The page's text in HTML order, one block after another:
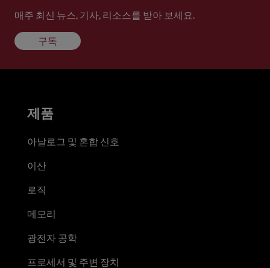
매주 최신 뉴스, 기사, 리소스를 받아 보세요.
구독
제품
아날로그 및 혼합 신호
이산
로직
메모리
광전자 공학
프로세서 및 주변 장치